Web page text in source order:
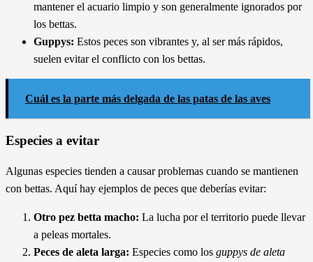
mantener el acuario limpio y son generalmente ignorados por
los bettas.
Guppys: Estos peces son vibrantes y, al ser más rápidos,
suelen evitar el conflicto con los bettas.
Cuál es la parte más delgada de las patas de las aves
Especies a evitar
Algunas especies tienden a causar problemas cuando se mantienen
con bettas. Aquí hay ejemplos de peces que deberías evitar:
Otro pez betta macho: La lucha por el territorio puede llevar
a peleas mortales.
Peces de aleta larga: Especies como los guppys de aleta